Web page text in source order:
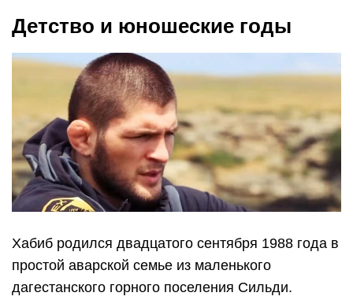
Детство и юношеские годы
Хабиб родился двадцатого сентября 1988 года в
простой аварской семье из маленького
дагестанского горного поселения Сильди.